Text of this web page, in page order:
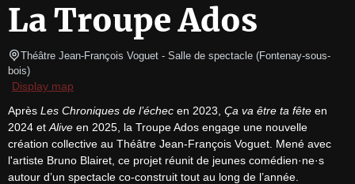
La Troupe Ados
Théâtre Jean-François Voguet - Salle de spectacle (Fontenay-sous-
bois)
Display map
Après Les Chroniques de l’échec en 2023, Ça va être ta fête en
2024 et Alive en 2025, la Troupe Ados engage une nouvelle
création collective au Théâtre Jean-François Voguet. Mené avec
l'artiste Bruno Blairet, ce projet réunit de jeunes comédien·ne·s
autour d’un spectacle co-construit tout au long de l’année.